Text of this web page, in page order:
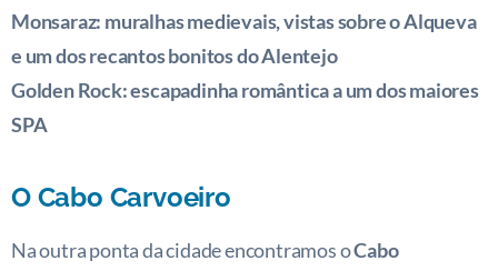
Monsaraz: muralhas medievais, vistas sobre o Alqueva
e um dos recantos bonitos do Alentejo
Golden Rock: escapadinha romântica a um dos maiores
SPA
O Cabo Carvoeiro
Na outra ponta da cidade encontramos oCabo